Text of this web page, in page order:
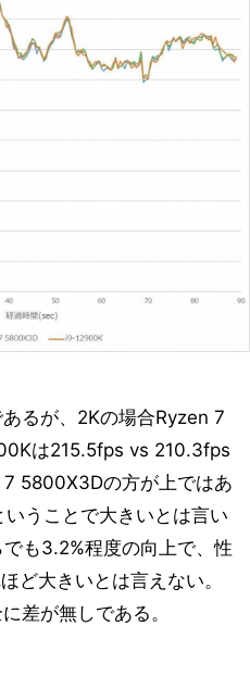
るが、2Kの場合Ryzen 7
は215.5fps vs 210.3fps
5800X3Dの方が上ではあ
うことで大きいとは言い
も3.2%程度の向上で、性
ど大きいとは言えない。
差が無しである。